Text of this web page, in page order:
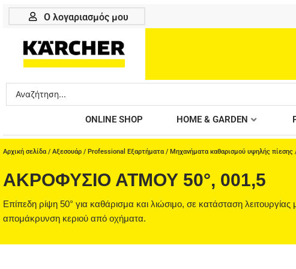
Μετάβαση
Ο λογαριασμός μου
Search
...
ONLINE SHOP HOME & GARDEN
Αρχική σελίδα / Αξεσουάρ / Professional Εξαρτήματα / Μηχανήματα καθαρισμού υψηλής πίεσης
ΑΚΡΟΦΎΣΙΟ ΑΤΜΟΎ 50°, 001,5
Επίπεδη ρίψη 50° για καθάρισμα και λιώσιμο, σε κατάσταση
απομάκρυνση κεριού από οχήματα.